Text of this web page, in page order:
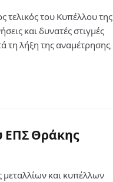
τελικός του Κυπέλλου της
και δυνατές στιγμές
τη λήξη της αναμέτρησης,
ΕΠΣ Θράκης
και κυπέλλων